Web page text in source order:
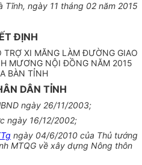
Tĩnh, ngày 11 tháng 02 năm 2015
ĐỊNH
TRỢ XI MĂNG LÀM ĐƯỜNG GIAO
MƯƠNG NỘI ĐỒNG NĂM 2015
BÀN TỈNH
DÂN TỈNH
ngày 26/11/2003;
ngày 16/12/2002;
ngày 04/6/2010 của Thủ tướng
MTQG về xây dựng Nông thôn